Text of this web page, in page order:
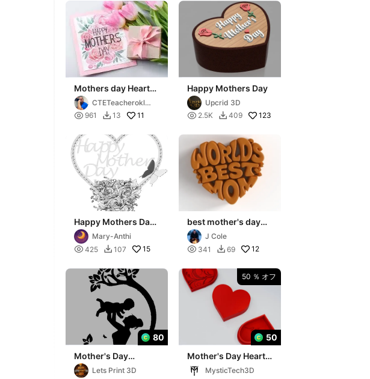
Mothers day Heart
"Happy mothers
day" CTETeacheroklah
oma
 961  13 11
Happy Mothers Day
Upcrid 3D
 2.5K  409 123
Happy Mothers Day
Gift with Heart and
FlowersMary-Anthi
 425  107 15
best mother's day
gift J Cole
 341  69 12
80
Mother's Day
_@Mom Baby Love
Lets Print 3D
50 ％ オフ
50
Mother's Day Heart
Gift BoxMysticTech3D